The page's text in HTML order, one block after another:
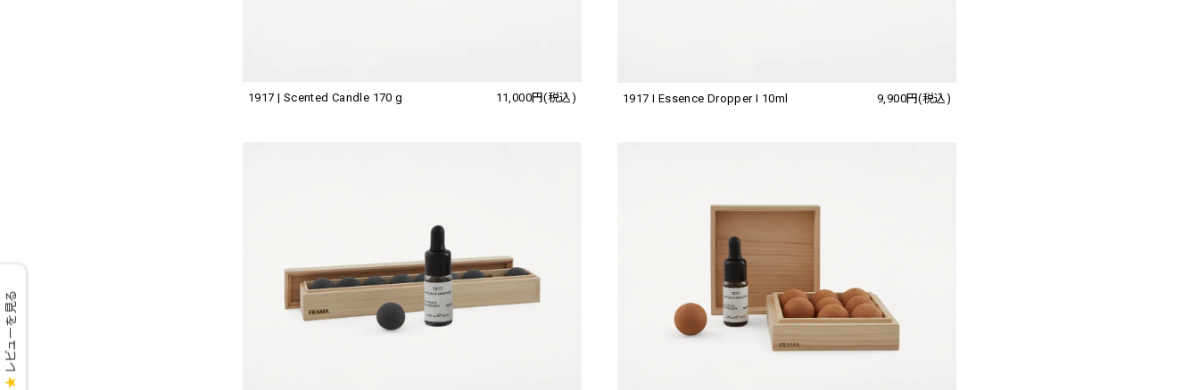
1917 | Scented Candle 170 g 11,000円(税込) 1917 I Essence Dropper I 10ml 9,900円(税込)
★
レビューを見る